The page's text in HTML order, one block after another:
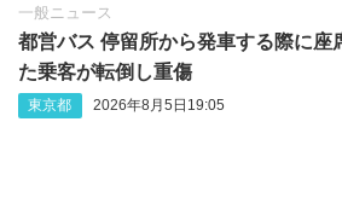
一般ニュース
都営バス 停留所から発車する際に座
た乗客が転倒し重傷
東京都 2026年8月5日19:05